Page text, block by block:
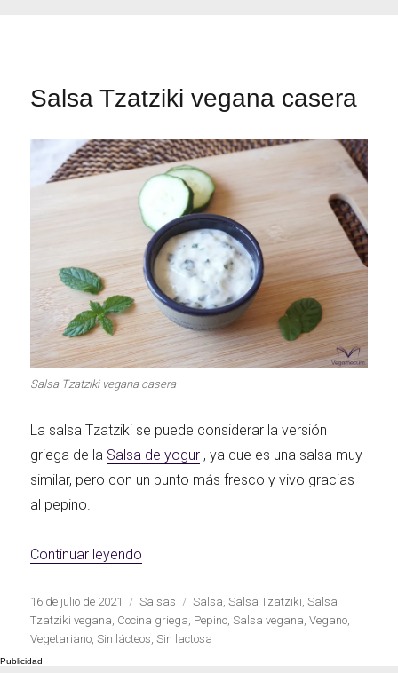
Salsa Tzatziki vegana casera
Salsa Tzatziki vegana casera
La salsa Tzatziki se puede considerar la versión
griega de la Salsa de yogur , ya que es una salsa muy
similar, pero con un punto más fresco y vivo gracias
al pepino.
Continuar leyendo
Publicado
el
16 de julio de 2021 Categorías
Salsas Etiquetas
Salsa,Salsa Tzatziki,Salsa
Tzatziki vegana, Cocina griega, Pepino,Salsa vegana,Vegano,
Vegetariano,Sin lácteos,Sin lactosa